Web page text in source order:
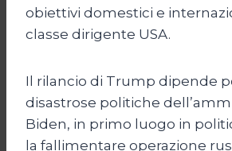
obiettivi domestici e
classe dirigente USA.
Il rilancio di Trump dipende
disastrose politiche
Biden, in primo luogo in
la fallimentare operazione